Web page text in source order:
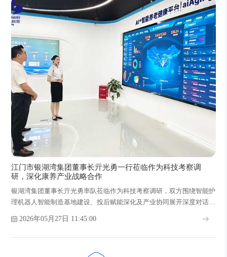
江门市银湖湾集团董事长亓光勇一行莅临作为科技考察调
研，深化康养产业战略合作
银湖湾集团董事长亓光勇率队莅临作为科技考察调研，双方围绕智能护
理机器人智能制造基地建设、投后赋能深化及产业协同展开深度对话，
2026年05月27日 11:45:00